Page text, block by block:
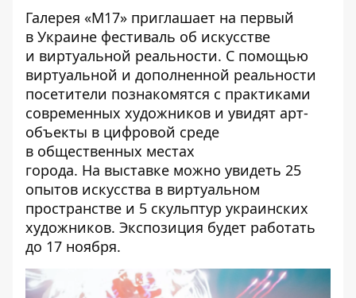
Галерея «М17» приглашает на первый
в Украине фестиваль об искусстве
и виртуальной реальности. С помощью
виртуальной и дополненной реальности
посетители познакомятся с практиками
современных художников и увидят арт-
объекты в цифровой среде
в общественных местах
города. На выставке можно увидеть 25
опытов искусства в виртуальном
пространстве и 5 скульптур украинских
художников. Экспозиция будет работать
до 17 ноября.